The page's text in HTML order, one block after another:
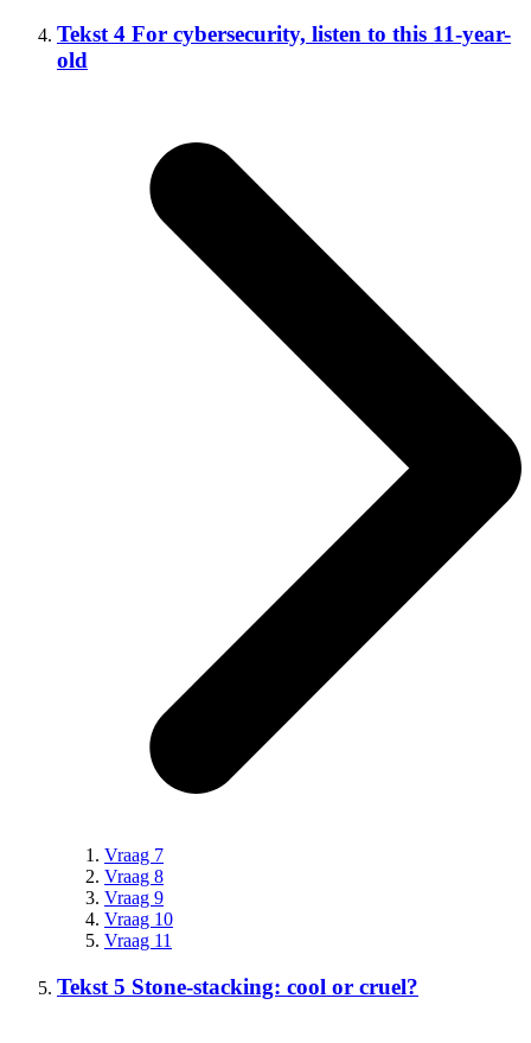
Tekst 4 For cybersecurity, listen to this 11-year-
old
Vraag 7
Vraag 8
Vraag 9
Vraag 10
Vraag 11
Tekst 5 Stone-stacking: cool or cruel?